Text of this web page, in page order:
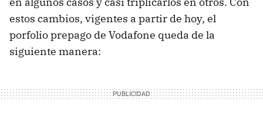
estos cambios, vigentes a partir de hoy, el
porfolio prepago de Vodafone queda de la
siguiente manera: